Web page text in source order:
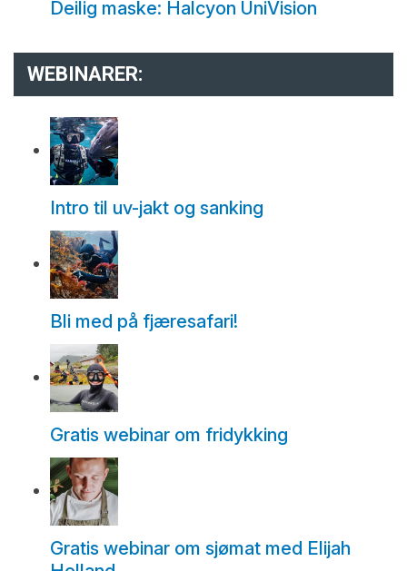
Deilig maske: Halcyon UniVision
WEBINARER:
Intro til uv-jakt og sanking
Bli med på fjæresafari!
Gratis webinar om fridykking
Gratis webinar om sjømat med Elijah